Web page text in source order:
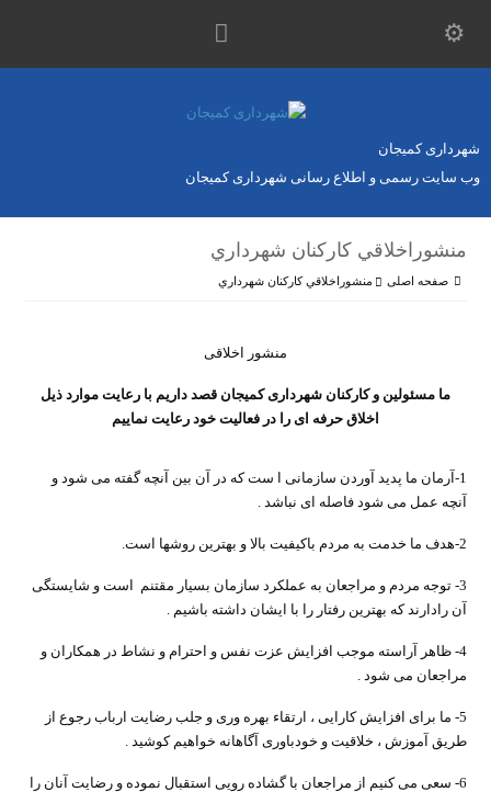
شهرداری کمیجان
وب سایت رسمی و اطلاع رسانی شهرداری کمیجان
منشوراخلاقي كاركنان شهرداري
صفحه اصلی منشوراخلاقي كاركنان شهرداري
منشور اخلاقی
ما مسئولین و کارکنان شهرداری کمیجان قصد داریم با رعایت موارد ذیل
اخلاق حرفه ای را در فعالیت خود رعایت نماییم
1-آرمان ما پدید آوردن سازمانی ا ست که در آن بین آنچه گفته می شود و
آنچه عمل می شود فاصله ای نباشد .
2-هدف ما خدمت به مردم باکیفیت بالا و بهترین روشها است.
3- توجه مردم و مراجعان به عملکرد سازمان بسیار مقتنم است و شایستگی
آن رادارند که بهترین رفتار را با ایشان داشته باشیم .
4- ظاهر آراسته موجب افزایش عزت نفس و احترام و نشاط در همکاران و
مراجعان می شود .
5- ما برای افزایش کارایی ، ارتقاء بهره وری و جلب رضایت ارباب رجوع از
طریق آموزش ، خلاقیت و خودباوری آگاهانه خواهیم کوشید .
6- سعی می کنیم از مراجعان با گشاده رویی استقبال نموده و رضایت آنان را